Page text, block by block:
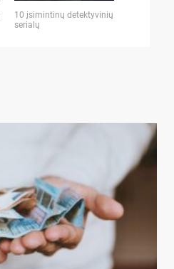
10 įsimintinų detektyvinių
serialų